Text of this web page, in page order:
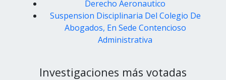
Derecho Aeronautico
Suspension Disciplinaria Del Colegio De
Abogados, En Sede Contencioso
Administrativa
Investigaciones más votadas